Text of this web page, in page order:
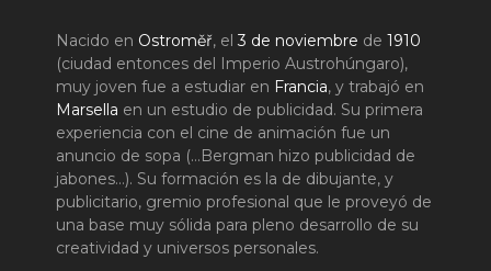
Nacido en Ostroměř, el3 de noviembre de 1910
(ciudad entonces del Imperio Austrohúngaro),
muy joven fue a estudiar en Francia, y trabajó en
Marsella en un estudio de publicidad. Su primera
experiencia con el cine de animación fue un
anuncio de sopa (…Bergman hizo publicidad de
jabones…). Su formación es la de dibujante, y
publicitario, gremio profesional que le proveyó de
una base muy sólida para pleno desarrollo de su
creatividad y universos personales.